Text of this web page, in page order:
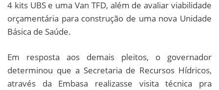
4 kits UBS e uma Van TFD, além de avaliar viabilidade
orçamentária para construção de uma nova Unidade
Básica de Saúde.
Em resposta aos demais pleitos, o governador
determinou que a Secretaria de Recursos Hídricos,
através da Embasa realizasse visita técnica pra